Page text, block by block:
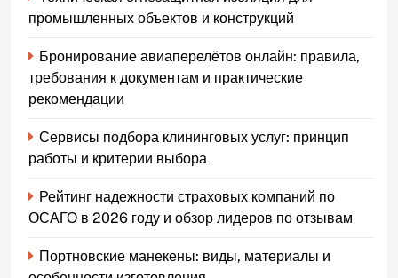
промышленных объектов и конструкций
Бронирование авиаперелётов онлайн: правила,
требования к документам и практические
рекомендации
Сервисы подбора клининговых услуг: принцип
работы и критерии выбора
Рейтинг надежности страховых компаний по
ОСАГО в 2026 году и обзор лидеров по отзывам
Портновские манекены: виды, материалы и